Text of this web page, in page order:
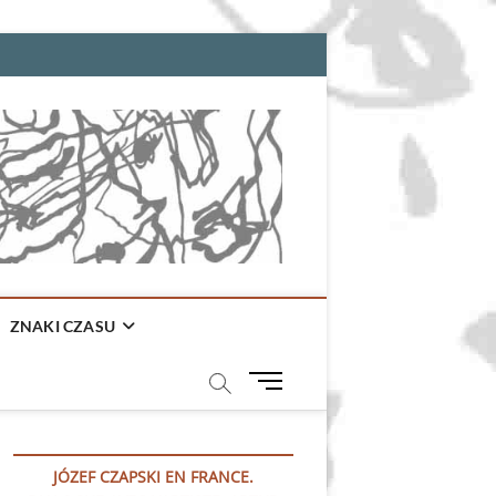
ZNAKI CZASU
M
u
JÓZEF CZAPSKI EN FRANCE.